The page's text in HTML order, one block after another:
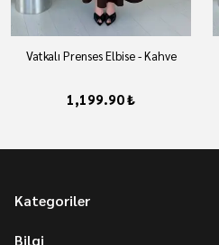
Vatkalı Prenses Elbise - Kahve
1,199.90 ₺
Kategoriler
Bilgi